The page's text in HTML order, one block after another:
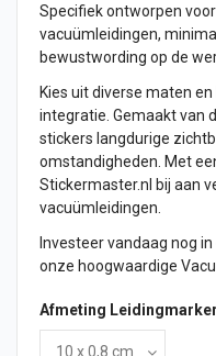
Specifiek ontworpen
vacuümleidingen,
bewustwording op de
Kies uit diverse maten
integratie. Gemaakt van
stickers langdurige
omstandigheden. Met
Stickermaster.nl bij aan
vacuümleidingen.
Investeer vandaag nog
onze hoogwaardige
Afmeting